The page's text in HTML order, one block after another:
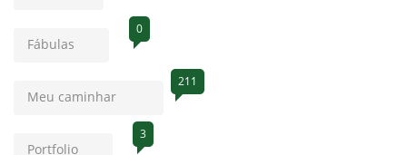
Fábulas
0
Meu caminhar
211
Portfolio
3